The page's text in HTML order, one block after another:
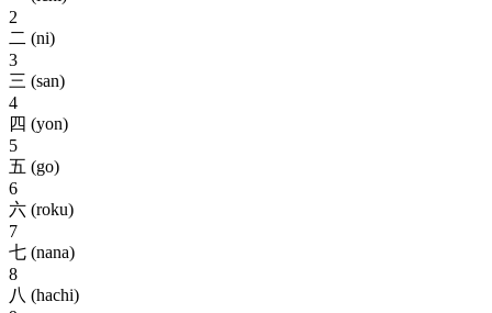
2
二 (ni)
3
三 (san)
4
四 (yon)
5
五 (go)
6
六 (roku)
7
七 (nana)
8
八 (hachi)